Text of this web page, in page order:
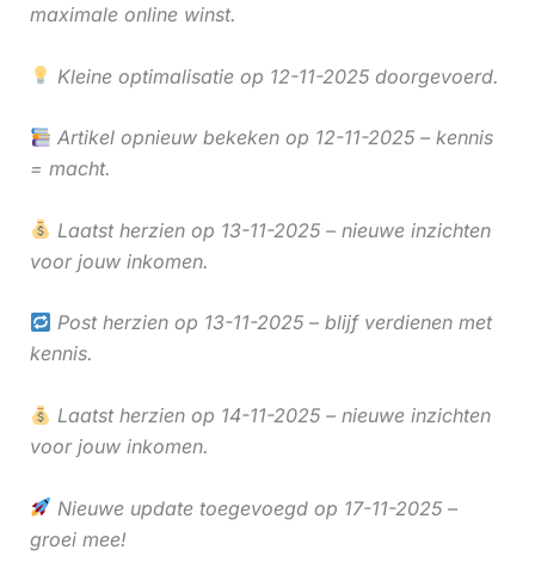
maximale online winst.
Kleine optimalisatie op 12-11-2025 doorgevoerd.
Artikel opnieuw bekeken op 12-11-2025 – kennis
= macht.
Laatst herzien op 13-11-2025 – nieuwe inzichten
voor jouw inkomen.
Post herzien op 13-11-2025 – blijf verdienen met
kennis.
Laatst herzien op 14-11-2025 – nieuwe inzichten
voor jouw inkomen.
Nieuwe update toegevoegd op 17-11-2025 –
groei mee!